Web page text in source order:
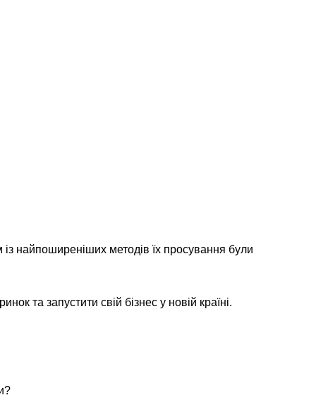
із найпоширеніших методів їх просування були
та запустити свій бізнес у новій країні.